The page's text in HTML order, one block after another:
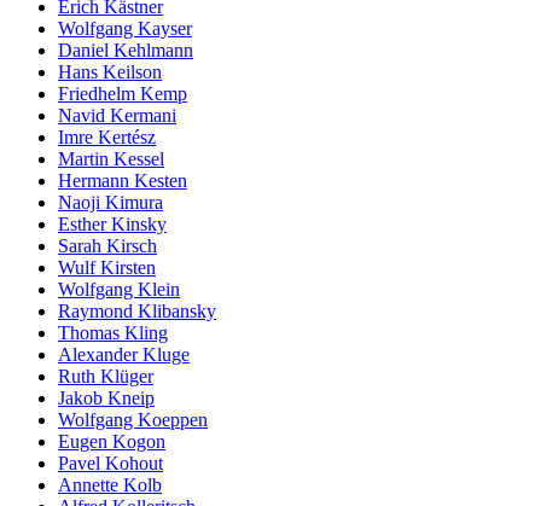
Erich Kästner
Wolfgang Kayser
Daniel Kehlmann
Hans Keilson
Friedhelm Kemp
Navid Kermani
Imre Kertész
Martin Kessel
Hermann Kesten
Naoji Kimura
Esther Kinsky
Sarah Kirsch
Wulf Kirsten
Wolfgang Klein
Raymond Klibansky
Thomas Kling
Alexander Kluge
Ruth Klüger
Jakob Kneip
Wolfgang Koeppen
Eugen Kogon
Pavel Kohout
Annette Kolb